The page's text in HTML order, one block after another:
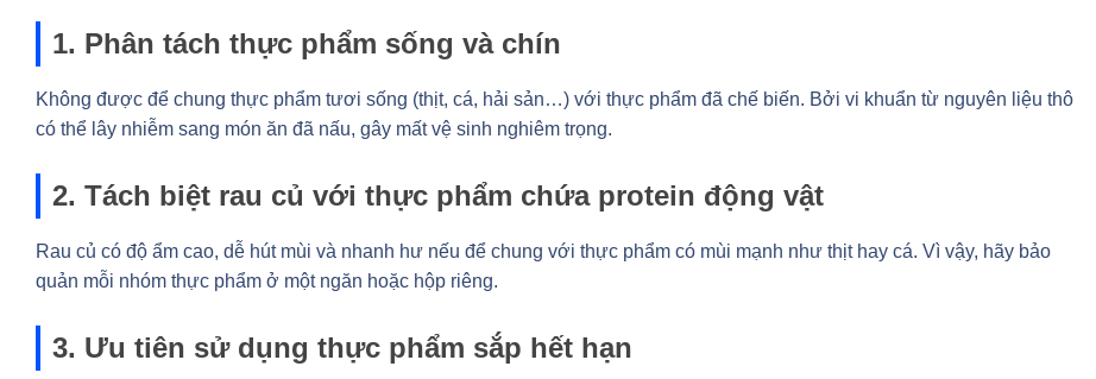
1. Phân tách thực phẩm sống và chín
Không được để chung thực phẩm tươi sống (thịt, cá, hải sản…) với thực phẩm đã chế biến. Bởi vi khuẩn từ nguyên liệu thô
có thể lây nhiễm sang món ăn đã nấu, gây mất vệ sinh nghiêm trọng.
2. Tách biệt rau củ với thực phẩm chứa protein động vật
Rau củ có độ ẩm cao, dễ hút mùi và nhanh hư nếu để chung với thực phẩm có mùi mạnh như thịt hay cá. Vì vậy, hãy bảo
quản mỗi nhóm thực phẩm ở một ngăn hoặc hộp riêng.
3. Ưu tiên sử dụng thực phẩm sắp hết hạn